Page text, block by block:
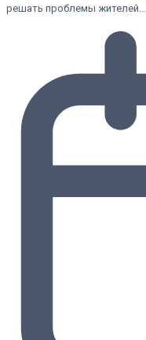
решать проблемы жителей…